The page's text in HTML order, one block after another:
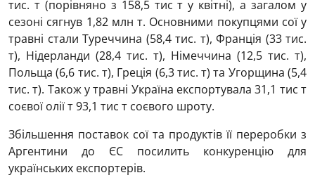
тис. т (порівняно з 158,5 тис т у квітні), а загалом у
сезоні сягнув 1,82 млн т. Основними покупцями сої у
травні стали Туреччина (58,4 тис. т), Франція (33 тис.
т), Нідерланди (28,4 тис. т), Німеччина (12,5 тис. т),
Польща (6,6 тис. т), Греція (6,3 тис. т) та Угорщина (5,4
тис. т). Також у травні Україна експортувала 31,1 тис т
соєвої олії т 93,1 тис т соєвого шроту.
Збільшення поставок сої та продуктів її переробки з
Аргентини до ЄС посилить конкуренцію для
українських експортерів.